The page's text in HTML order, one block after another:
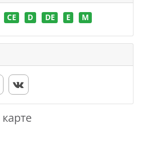
CE D DE E M